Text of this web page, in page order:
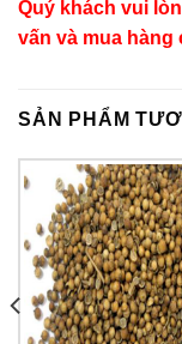
Quý khách vui
vấn và mua hàng
SẢN PHẨM